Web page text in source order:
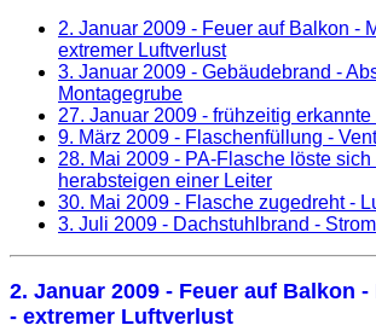
2. Januar 2009 - Feuer auf Balkon -
extremer Luftverlust
3. Januar 2009 - Gebäudebrand -
Montagegrube
27. Januar 2009 - frühzeitig
9. März 2009 - Flaschenfüllung -
28. Mai 2009 - PA-Flasche löste sich
herabsteigen einer Leiter
30. Mai 2009 - Flasche zugedreht -
3. Juli 2009 - Dachstuhlbrand -
2. Januar 2009 - Feuer auf Balkon
- extremer Luftverlust